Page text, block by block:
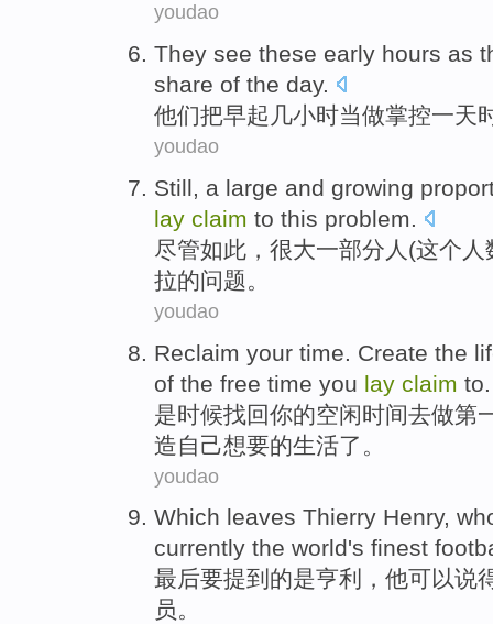
youdao
They see these early hours as
share of the day.
他们把早起 几小时当做掌控一天
youdao
Still, a large and growing
lay claim to this problem.
尽管如此 ， 很大一部分 人(这个 人
拉的问题。
youdao
Reclaim your time Create the
of the free time you lay claim to
是时候找回你的空闲时间去做第
造自己想要的生活了。
youdao
Which leaves Thierry Henry,
currently the world's finest
最后要提到的是亨利 ， 他可以说
员。